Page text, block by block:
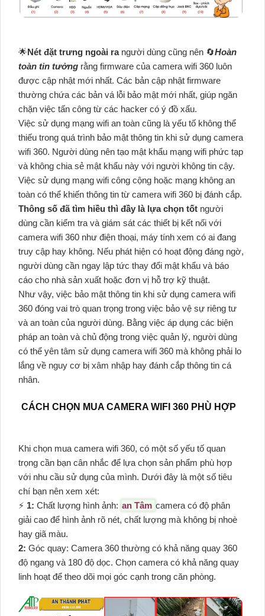
🌟Nét đặt trưng ngoài ra người dùng cũng nên 🔄Hoàn
toàn tin tưởng rằng firmware của camera wifi 360 luôn
được cập nhật mới nhất. Các bản cập nhật firmware
thường chứa các bản vá lỗi bảo mật mới nhất, giúp ngăn
chặn việc tấn công từ các hacker có ý đồ xấu.
Việc sử dụng mạng wifi an toàn cũng là yếu tố không thể
thiếu trong quá trình bảo mật thông tin khi sử dụng camera
wifi 360. Người dùng nên tạo mật khẩu mạng wifi phức tạp
và không chia sẻ mật khẩu này với người không tin cậy.
Việc sử dụng mạng wifi công cộng hoặc mạng không an
toàn có thể khiến thông tin từ camera wifi 360 bị đánh cắp.
Thông số đã tìm hiều thì đầy là lựa chọn tốt người
dùng cần kiểm tra và giám sát các thiết bị kết nối với
camera wifi 360 như điện thoại, máy tính xem có ai đang
truy cập hay không. Nếu phát hiện có hoạt động đáng ngờ,
người dùng cần ngay lập tức thay đổi mật khẩu và báo
cáo cho nhà sản xuất hoặc đơn vị hỗ trợ kỹ thuật.
Như vậy, việc bảo mật thông tin khi sử dụng camera wifi
360 đóng vai trò quan trọng trong việc bảo vệ sự riêng tư
và an toàn của người dùng. Bằng việc áp dụng các biện
pháp an toàn và chủ động trong việc quản lý, người dùng
có thể yên tâm sử dụng camera wifi 360 mà không phải lo
lắng về nguy cơ bị xâm nhập hay đánh cắp thông tin cá
nhân.
CÁCH CHỌN MUA CAMERA WIFI 360 PHÙ HỢP
Khi chọn mua camera wifi 360, có một số yếu tố quan
trọng cần bạn cân nhắc để lựa chọn sản phẩm phù hợp
với nhu cầu sử dụng của mình. Dưới đây là một số tiêu
chí bạn nên xem xét:
⚡ 1: Chất lượng hình ảnh: an Tâm camera có độ phân
giải cao để hình ảnh rõ nét, chất lượng mà không bị nhoè
hay giã màu.
2: Góc quay: Camera 360 thường có khả năng quay 360
độ ngang và 180 độ dọc. Chọn camera có khả năng quay
linh hoạt để theo dõi mọi góc cạnh trong căn phòng.